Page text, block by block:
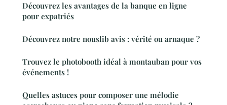
Découvrez les avantages de la banque en ligne
pour expatriés
Découvrez notre nouslib avis : vérité ou arnaque ?
Trouvez le photobooth idéal à montauban pour vos
événements !
Quelles astuces pour composer une mélodie